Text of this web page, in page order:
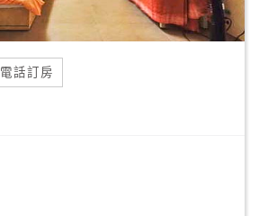
電話訂房